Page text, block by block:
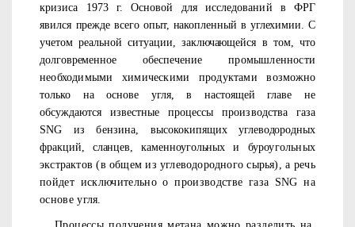
кризиса 1973 г. Основой для исследований в ФРГ
явился прежде всего опыт, накопленный в углехимии. С
учетом реальной ситуации, заключающейся в том, что
долговременное обеспечениепромышленности
необходимыми химическими продуктами воз­можно
только на основе угля, в настоящей главе не
обсуждаются известные процессы производства газа
SNG
из бензина, высококипящих углеводородных
фракций, сланцев, каменноугольных и буроугольных
экстрактов (в общем из углеводородного сырья), а речь
пойдет исключительно о производстве газа SNG на
основеугля.